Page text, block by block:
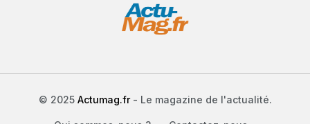
© 2025 Actumag.fr- Le magazine de l'actualité.